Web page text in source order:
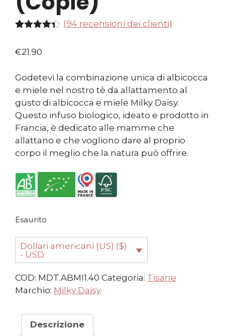
5 su
ni
(94recensioni dei clienti)
€21.90
Godetevi la combinazione unica di albicocca
e miele nel nostro tè da allattamento al
gusto di albicocca e miele Milky Daisy.
Questo infuso biologico, ideato e prodotto in
Francia, è dedicato alle mamme che
allattano e che vogliono dare al proprio
corpo il meglio che la natura può offrire.
Esaurito
Dollari americani (US) ($)
- USD
COD: MDT.ABMI1.40 Categoria: Tisane
Marchio: Milky Daisy
Descrizione